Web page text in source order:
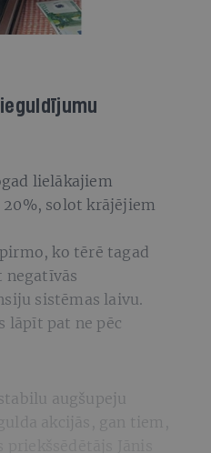
lielākajiem
solot krājējiem
ko tērē tagad
negatīvās
sistēmas laivu.
lāpīt pat ne pēc
augšupeju
akcijās, gan tiem,